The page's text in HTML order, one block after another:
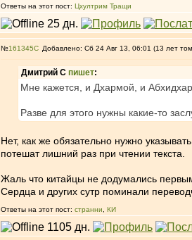
Ответы на этот пост: Цхултрим Тращи
№161345 Добавлено: Сб 24 Авг 13, 06:01 (13 лет
Дмитрий С пишет:
Мне кажется, и Дхармой, и
Разве для этого нужны какие-то
Нет, как же обязательно нужно
потешат лишний раз при чтении текста.
Жаль что китайцы не додумались
Сердца и других сутр поминали
Ответы на этот пост: странни КИ